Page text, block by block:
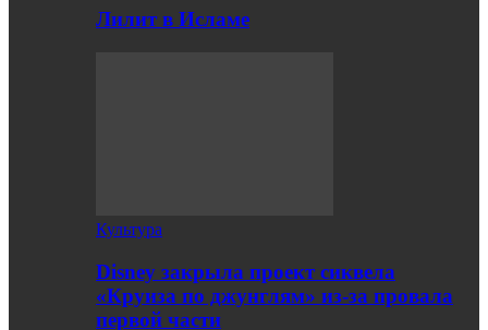
Лилит в Исламе
Культура
Disney закрыла проект сиквела
«Круиза по джунглям» из-за провала
первой части